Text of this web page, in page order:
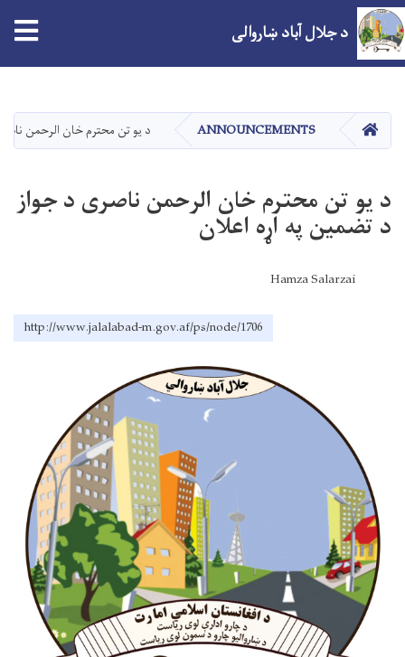
دانګل
د جلال آباد ښاروالی
کور ANNOUNCEMENTS د یو تن محترم خان الرحمن
د یو تن محترم خان الرحمن ناصری د جواز
د تضمین په اړه اعلان
Hamza Salarzai
http://www.jalalabad-m.gov.af/ps/node/1706